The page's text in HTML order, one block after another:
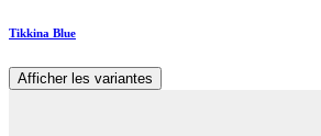
Tikkina Blue
Afficher les variantes